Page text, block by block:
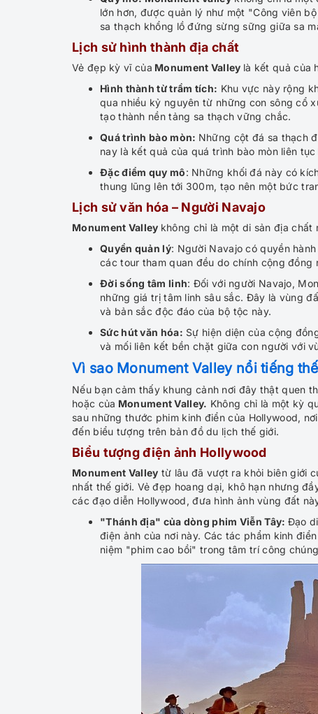
lớn hơn, được quản lý như một "Công viên
sa thạch khổng lồ đứng sừng sững giữa sa
Lịch sử hình thành địa chất
Vẻ đẹp kỳ vĩ của Monument Valley là kết quả của
Hình thành từ trầm tích: Khu vực này rộng
qua nhiều kỷ nguyên từ những con sông cổ
tạo thành nền tảng sa thạch vững chắc.
Quá trình bào mòn: Những cột đá sa thạch
nay là kết quả của quá trình bào mòn liên
Đặc điểm quy mô: Những khối đá này có
thung lũng lên tới 300m, tạo nên một bức
Lịch sử văn hóa – Người Navajo
Monument Valley không chỉ là một di sản địa chất
Quyền quản lý: Người Navajo có quyền
các tour tham quan đều do chính cộng đồng
Đời sống tâm linh: Đối với người Navajo,
những giá trị tâm linh sâu sắc. Đây là vùng
và bản sắc độc đáo của bộ tộc này.
Sức hút văn hóa: Sự hiện diện của cộng
và mối liên kết bền chặt giữa con người với
Vì sao Monument Valley nổi tiếng
Nếu bạn cảm thấy khung cảnh nơi đây thật quen
hoặc của Monument Valley. Không chỉ là một kỳ
sau những thước phim kinh điển của Hollywood,
đến biểu tượng trên bản đồ du lịch thế giới.
Biểu tượng điện ảnh Hollywood
Monument Valley từ lâu đã vượt ra khỏi biên giới
nhất thế giới. Vẻ đẹp hoang dại, khô hạn nhưng
các đạo diễn Hollywood, đưa hình ảnh vùng đất
"Thánh địa" của dòng phim Viễn Tây: Đạo
điện ảnh của nơi này. Các tác phẩm kinh
niệm "phim cao bồi" trong tâm trí công